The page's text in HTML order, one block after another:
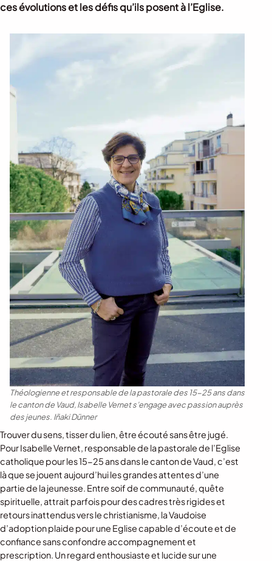
ces évolutions et les défis qu’ils posent à l’Eglise.
Théologienne et responsable de la pastorale des 15-25 ans dans
le canton de Vaud, Isabelle Vernet s’engage avec passion auprès
des jeunes. Iñaki Dünner
Trouver du sens, tisser du lien, être écouté sans être jugé.
Pour Isabelle Vernet, responsable de la pastorale de l’Eglise
catholique pour les 15-25 ans dans le canton de Vaud, c’est
là que se jouent aujourd’hui les grandes attentes d’une
partie de la jeunesse. Entre soif de communauté, quête
spirituelle, attrait parfois pour des cadres très rigides et
retours inattendus vers le christianisme, la Vaudoise
d’adoption plaide pour une Eglise capable d’écoute et de
confiance sans confondre accompagnement et
prescription. Un regard enthousiaste et lucide sur une